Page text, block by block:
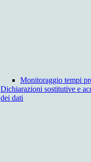
Monitoraggio tempi
Dichiarazioni sostitutive e
dei dati